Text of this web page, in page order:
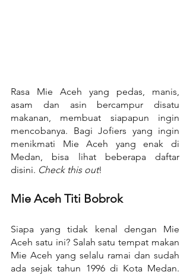
Rasa Mie Aceh yang pedas, manis,
asam dan asin bercampur disatu
makanan, membuat siapapun ingin
mencobanya. Bagi Jofiers yang ingin
menikmati Mie Aceh yang enak di
Medan, bisa lihat beberapa daftar
disini. Check this out!
Mie Aceh Titi Bobrok
Siapa yang tidak kenal dengan Mie
Aceh satu ini? Salah satu tempat makan
Mie Aceh yang selalu ramai dan sudah
ada sejak tahun 1996 di Kota Medan.